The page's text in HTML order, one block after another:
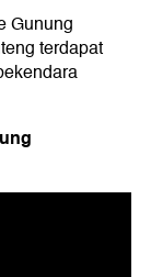
Gunung
terdapat